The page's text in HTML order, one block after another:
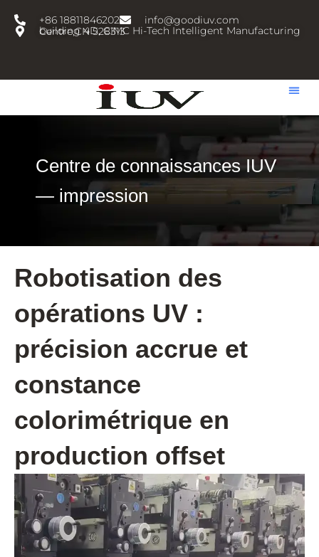
+86 18811846202
info@goodiuv.com
building 4D, CIMC Hi-Tech Intelligent Manufacturing Centre,CN 528313
Centre de connaissances IUV
— impression
Robotisation des
opérations UV :
précision accrue et
constance
colorimétrique en
production offset